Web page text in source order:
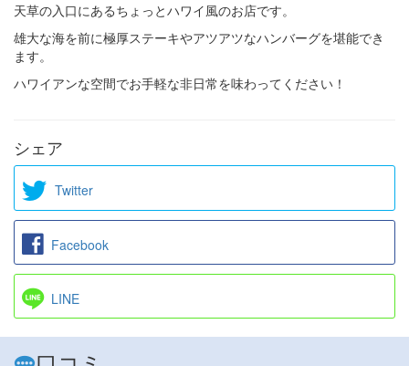
天草の入口にあるちょっとハワイ風のお店です。
雄大な海を前に極厚ステーキやアツアツなハンバーグを堪能でき
ます。
ハワイアンな空間でお手軽な非日常を味わってください！
シェア
Twitter
Facebook
LINE